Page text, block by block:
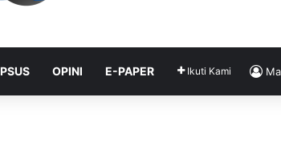
OPINI E-PAPER Ikuti Kami